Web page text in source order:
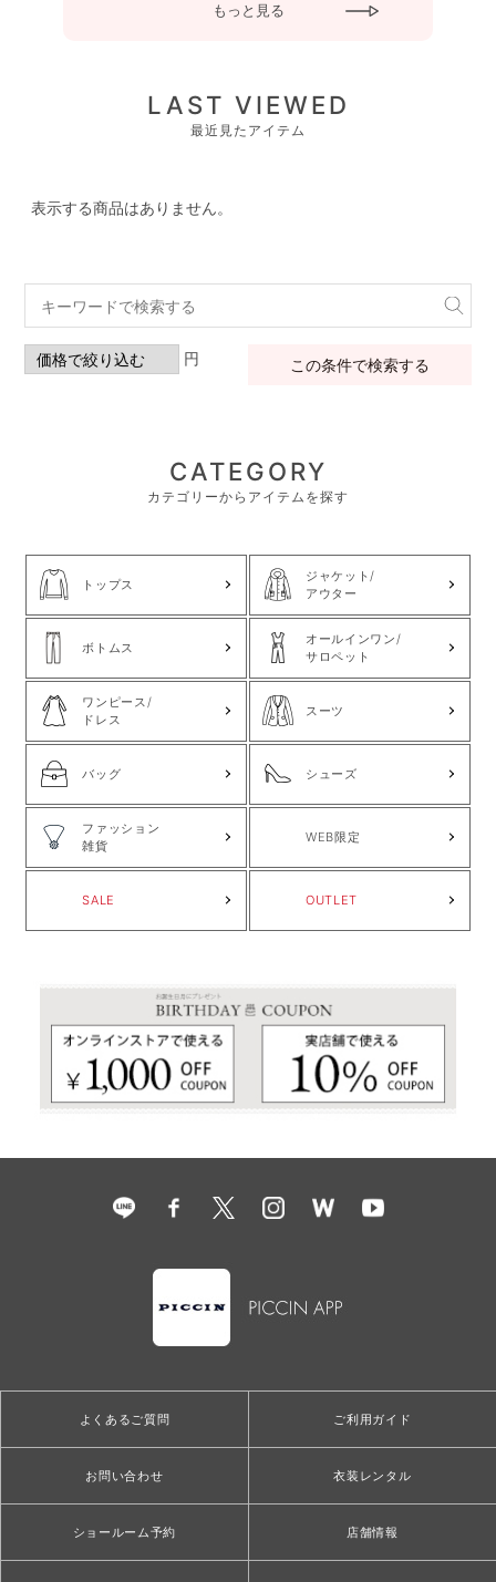
もっと見る
LAST VIEWED
最近見たアイテム
表示する商品はありません。
円 この条件で検索する
CATEGORY
カテゴリーからアイテムを探す
トップス
ジャケット/
アウター
ボトムス
オールインワン/
サロペット
ワンピース/
ドレス
スーツ
バッグ シューズ
ファッション
雑貨
WEB限定
SALE OUTLET
よくあるご質問 ご利用ガイド
お問い合わせ 衣装レンタル
ショールーム予約 店舗情報